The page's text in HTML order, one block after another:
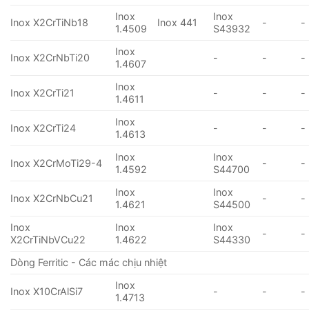
Inox X2CrTiNb18
Inox
1.4509
Inox 441
Inox
S43932
- -
Inox X2CrNbTi20
Inox
1.4607
- - -
Inox X2CrTi21
Inox
1.4611
- - -
Inox X2CrTi24
Inox
1.4613
- - -
Inox X2CrMoTi29-4
Inox
1.4592
Inox
S44700
- -
Inox X2CrNbCu21
Inox
1.4621
Inox
S44500
- -
Inox
X2CrTiNbVCu22
Inox
1.4622
Inox
S44330
- -
Dòng Ferritic - Các mác chịu nhiệt
Inox X10CrAlSi7
Inox
1.4713
- - -